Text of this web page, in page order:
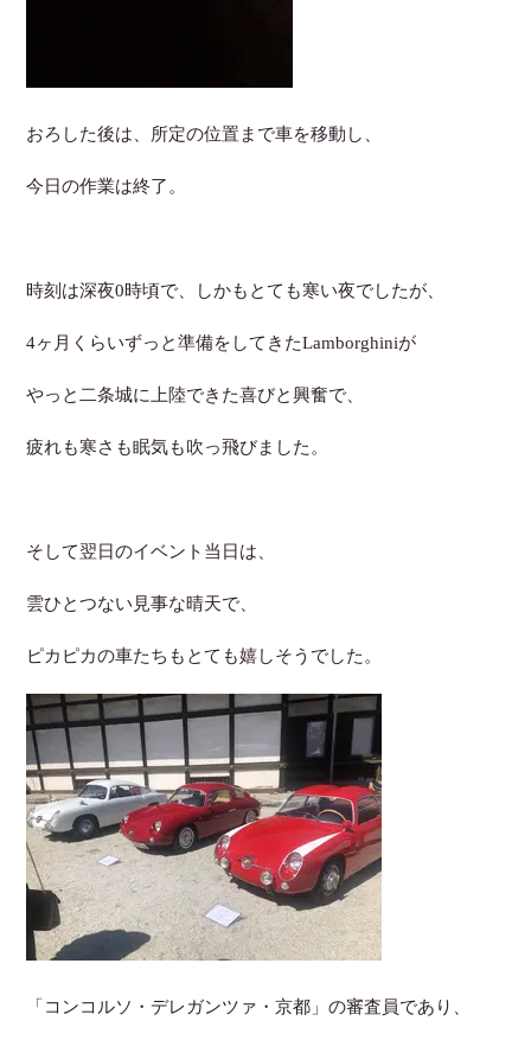
おろした後は、所定の位置まで車を移動し、
今日の作業は終了。
時刻は深夜0時頃で、しかもとても寒い夜でしたが、
4ヶ月くらいずっと準備をしてきたLamborghiniが
やっと二条城に上陸できた喜びと興奮で、
疲れも寒さも眠気も吹っ飛びました。
そして翌日のイベント当日は、
雲ひとつない見事な晴天で、
ピカピカの車たちもとても嬉しそうでした。
「コンコルソ・デレガンツァ・京都」の審査員であり、